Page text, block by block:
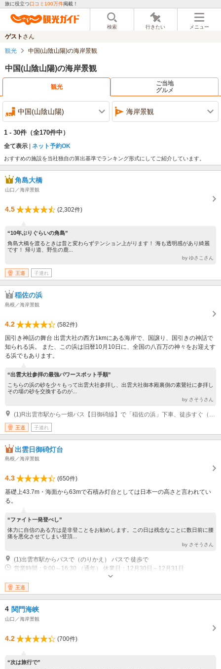
旅に役立つ口コミ100万件掲載！
検索 行きたい メニュー
ゲスト さん
観光 中国(山陰山陽)の海岸景観
中国(山陰山陽)の海岸景観
観光
ご当地
グルメ
中国(山陰山陽) 海岸景観
1 - 30件 （全170件中）
全て表示 ネット予約OK
おすすめの施設を当社独自の算出基準でランキング形式にしてご紹介しています。
角島大橋
山口／海岸景観
4.5 (2,302件)
“10年ぶりぐらいの角島”
角島大橋を渡るときは昔と変わらずテンション上がります！ 海も透明感があり綺麗
です！ 帰り道、野生の鹿...
by ゆさこさん
王道 子連れ
稲佐の浜
島根／海岸景観
4.2
(582件)
国引き神話の舞台 出雲大社の西方1kmにある海岸で、国譲り、国引きの神話で
知られる浜。 また、この浜は旧暦10月10日に、全国の八百万の神々をお迎えす
る浜でもあります。
“出雲大社参拝の最強パワースポット手順”
こちらの浜の砂を少々もって出雲大社参拝し、出雲大社御本殿裏側の素鵞社に参拝し
その場の砂を交換するのが...
by さそうさん
王道 子連れ
出雲日御碕灯台
島根／海岸景観
4.3
(650件)
基礎上43.7m・海面から63mで石積み灯台としては日本一の高さと言われてい
る。
“ファイト一発登べし”
体力に自信のある方は是非登ことをお勧めします。この日は残念なことに数日前に腰
痛を悪化させてしまい登頂...
by さそうさん
(1)出雲市駅からバスで（のりかえ） バスで 徒歩で
営業時間：9:00～16:30 （通年） 休業日：12月30日～12月31日
王道
4 関門海峡
山口／海岸景観
4.2 (700件)
“次は旅行で”